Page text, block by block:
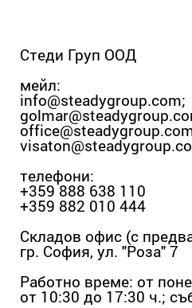
Стеди Груп ООД
мейл:
info@steadygroup.com;
телефони:
+359 888 638 110
+359 882 010 444
Складов офис (с
гр. София, ул. "Роза" 7
Работно време: от
от 10:30 до 17:30 ч.;